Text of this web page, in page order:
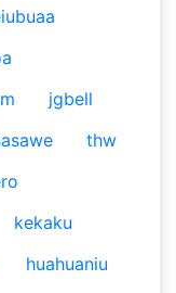
jgbell
thw
kekaku
huahuaniu